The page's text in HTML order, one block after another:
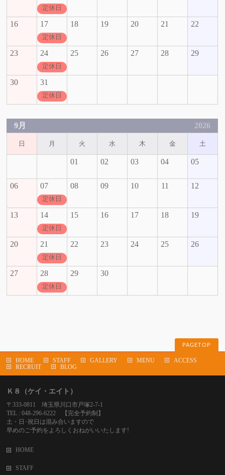
定休日
16 17
定休日
18 19 20 21 22
23 24
定休日
25 26 27 28 29
30 31
定休日
9月 2026
日 月 火 水 木 金 土
01 02 03 04 05
06 07
定休日
08 09 10 11 12
13 14
定休日
15 16 17 18 19
20 21
定休日
22 23 24 25 26
27 28
定休日
29 30
PAGETOP
HOME STAFF GALLERY MENU
ACCESS
RECRUIT
BLOG
Ｋ８（ケイ・エイト）
〒333-0811 埼玉県川口市戸塚2-7-1
TEL : 048-296-6222 【完全予約制】
土・日･祝日は混み合いますので
早めのご予約をよろしくおねがいいたします!
HOME
STAFF